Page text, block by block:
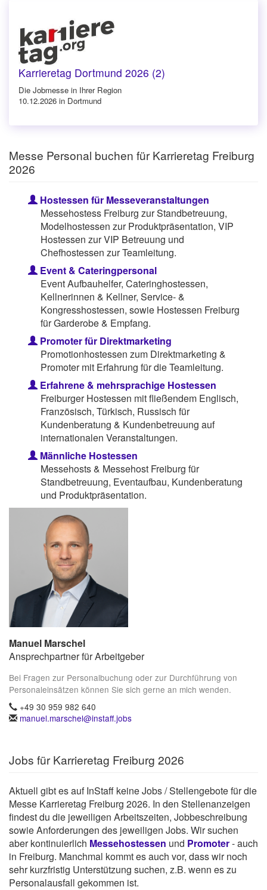
Karrieretag Dortmund 2026 (2)
Die Jobmesse in Ihrer Region
10.12.2026 in Dortmund
Messe Personal buchen für Karrieretag Freiburg
2026
Hostessen für Messeveranstaltungen
Messehostess Freiburg zur Standbetreuung,
Modelhostessen zur Produktpräsentation, VIP
Hostessen zur VIP Betreuung und
Chefhostessen zur Teamleitung.
Event & Cateringpersonal
Event Aufbauhelfer, Cateringhostessen,
Kellnerinnen & Kellner, Service- &
Kongresshostessen, sowie Hostessen Freiburg
für Garderobe & Empfang.
Promoter für Direktmarketing
Promotionhostessen zum Direktmarketing &
Promoter mit Erfahrung für die Teamleitung.
Erfahrene & mehrsprachige Hostessen
Freiburger Hostessen mit fließendem Englisch,
Französisch, Türkisch, Russisch für
Kundenberatung & Kundenbetreuung auf
internationalen Veranstaltungen.
Männliche Hostessen
Messehosts & Messehost Freiburg für
Standbetreuung, Eventaufbau, Kundenberatung
und Produktpräsentation.
Manuel Marschel
Ansprechpartner für Arbeitgeber
Bei Fragen zur Personalbuchung oder zur Durchführung von
Personaleinsätzen können Sie sich gerne an mich wenden.
+49 30 959 982 640
manuel.marschel@instaff.jobs
Jobs für Karrieretag Freiburg 2026
Aktuell gibt es auf InStaff keine Jobs / Stellengebote für die
Messe Karrieretag Freiburg 2026. In den Stellenanzeigen
findest du die jeweiligen Arbeitszeiten, Jobbeschreibung
sowie Anforderungen des jeweiligen Jobs. Wir suchen
aber kontinuierlich Messehostessen und Promoter- auch
in Freiburg. Manchmal kommt es auch vor, dass wir noch
sehr kurzfristig Unterstützung suchen, z.B. wenn es zu
Personalausfall gekommen ist.